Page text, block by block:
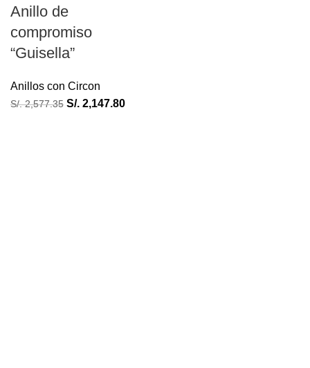
Anillo de
compromiso
“Guisella”
Anillos con Circon
S/.2,577.35 S/. 2,147.80